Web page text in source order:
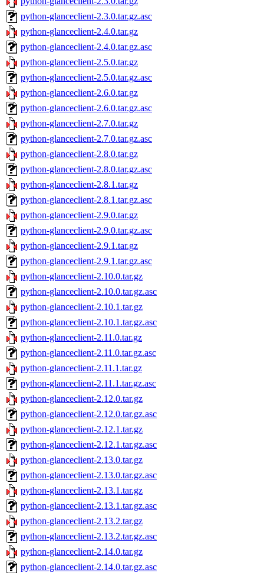
python-glanceclient-2.3.0.tar.gz.asc
python-glanceclient-2.4.0.tar.gz
python-glanceclient-2.4.0.tar.gz.asc
python-glanceclient-2.5.0.tar.gz
python-glanceclient-2.5.0.tar.gz.asc
python-glanceclient-2.6.0.tar.gz
python-glanceclient-2.6.0.tar.gz.asc
python-glanceclient-2.7.0.tar.gz
python-glanceclient-2.7.0.tar.gz.asc
python-glanceclient-2.8.0.tar.gz
python-glanceclient-2.8.0.tar.gz.asc
python-glanceclient-2.8.1.tar.gz
python-glanceclient-2.8.1.tar.gz.asc
python-glanceclient-2.9.0.tar.gz
python-glanceclient-2.9.0.tar.gz.asc
python-glanceclient-2.9.1.tar.gz
python-glanceclient-2.9.1.tar.gz.asc
python-glanceclient-2.10.0.tar.gz
python-glanceclient-2.10.0.tar.gz.asc
python-glanceclient-2.10.1.tar.gz
python-glanceclient-2.10.1.tar.gz.asc
python-glanceclient-2.11.0.tar.gz
python-glanceclient-2.11.0.tar.gz.asc
python-glanceclient-2.11.1.tar.gz
python-glanceclient-2.11.1.tar.gz.asc
python-glanceclient-2.12.0.tar.gz
python-glanceclient-2.12.0.tar.gz.asc
python-glanceclient-2.12.1.tar.gz
python-glanceclient-2.12.1.tar.gz.asc
python-glanceclient-2.13.0.tar.gz
python-glanceclient-2.13.0.tar.gz.asc
python-glanceclient-2.13.1.tar.gz
python-glanceclient-2.13.1.tar.gz.asc
python-glanceclient-2.13.2.tar.gz
python-glanceclient-2.13.2.tar.gz.asc
python-glanceclient-2.14.0.tar.gz
python-glanceclient-2.14.0.tar.gz.asc